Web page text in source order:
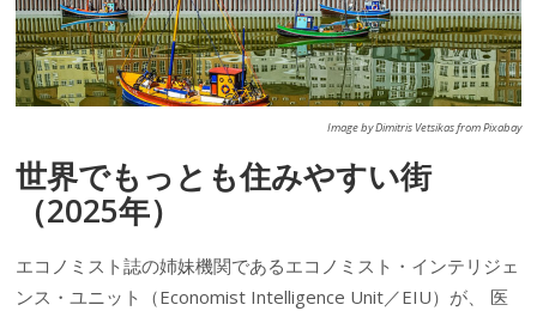
Image by Dimitris Vetsikas from Pixabay
世界でもっとも住みやすい街
（2025年）
エコノミスト誌の姉妹機関であるエコノミスト・インテリジェ
ンス・ユニット（Economist Intelligence Unit／EIU）が、 医